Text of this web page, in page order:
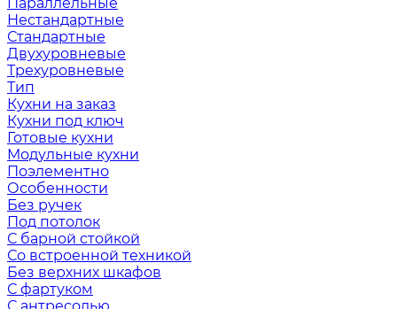
Нестандартные
Стандартные
Двухуровневые
Трехуровневые
Тип
Кухни на заказ
Кухни под ключ
Готовые кухни
Модульные кухни
Поэлементно
Особенности
Без ручек
Под потолок
С барной стойкой
Со встроенной техникой
Без верхних шкафов
С фартуком